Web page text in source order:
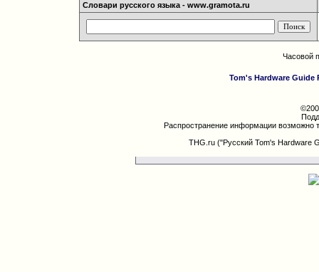
Словари русского языка - www.gramota.ru
Часовой
Tom's Hardware Guide
Распространение информации возможно
THG.ru ("Русский Tom's Hardware